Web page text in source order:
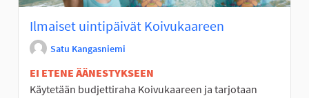
Ilmaiset uintipäivät Koivukaareen
Satu Kangasniemi
EI ETENE ÄÄNESTYKSEEN
Käytetään budjettiraha Koivukaareen ja tarjotaan